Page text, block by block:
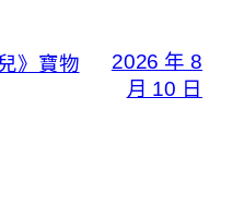
》寶物
2026 年 8
月 10 日